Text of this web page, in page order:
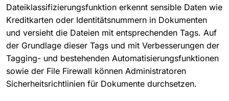
Dateiklassifizierungsfunktion erkennt sensible Daten wie
Kreditkarten oder Identitätsnummern in Dokumenten
und versieht die Dateien mit entsprechenden Tags. Auf
der Grundlage dieser Tags und mit Verbesserungen der
Tagging- und bestehenden Automatisierungsfunktionen
sowie der File Firewall können Administratoren
Sicherheitsrichtlinien für Dokumente durchsetzen.